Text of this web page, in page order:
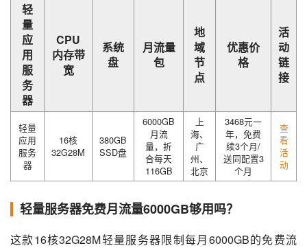
轻
量
应
用
服
务
器
CPU
内存带
宽
系统
盘
月流量
包
地
域
节
点
优惠价
格
活
动
链
接
轻量
应用
服务
器
16核
32G28M
380GB
SSD盘
6000GB
月流
量，折
合每天
116GB
上
海、
广
州、
北京
3468元一
年，免费
续3个月/
送同配置3
个月
查
看
活
动
轻量服务器免费月流量6000GB够用吗？
这款16核32G28M轻量服务器限制每月6000GB的免费流